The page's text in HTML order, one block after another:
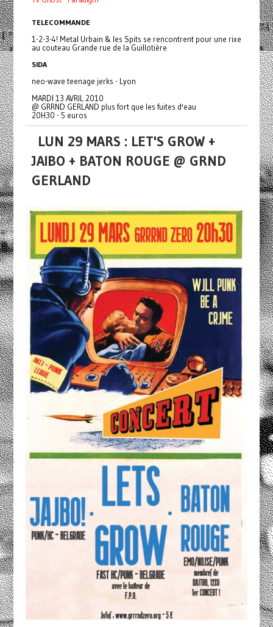
TELECOMMANDE
1-2-3-4! Metal Urbain & les Spits se rencontrent pour une rixe
au couteau Grande rue de la Guillotière
SIDA
neo-wave teenage jerks - Lyon
MARDI 13 AVRIL 2010
@ GRRND GERLAND plus fort que les fuites d'eau
20H30 - 5 euros
LUN 29 MARS : LET'S GROW +
JAIBO + BATON ROUGE @ GRND
GERLAND